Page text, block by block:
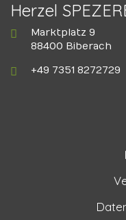
Herzel
Marktplatz 9
88400 Biberach
+49 7351 8272729